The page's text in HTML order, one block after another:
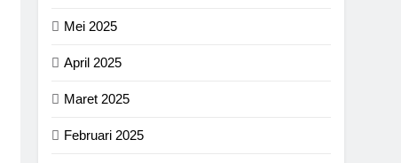
Mei 2025
April 2025
Maret 2025
Februari 2025